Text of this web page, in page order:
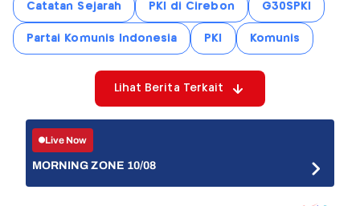
Catatan Sejarah PKI di Cirebon G30SPKI
Partai Komunis Indonesia PKI Komunis
Lihat Berita Terkait
Live Now
MORNING ZONE 10/08